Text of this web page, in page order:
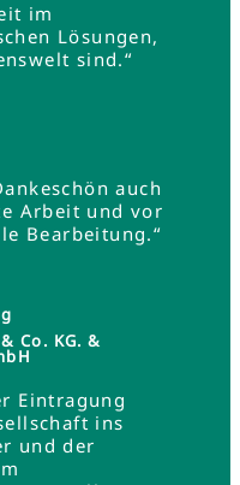
im
Lösungen,
sind.“
auch
Arbeit und vor
Bearbeitung.“
Co. KG. &
Eintragung
ins
und der